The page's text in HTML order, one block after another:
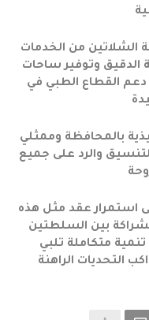
الشلاتين من الخدمات
وتوفير ساحات
دعم القطاع الطبي في
بالمحافظة وممثلي
والرد على جميع
استمرار عقد مثل هذه
بين السلطتين
متكاملة تلبي
التحديات الراهنة